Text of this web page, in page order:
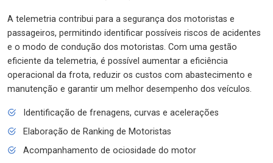
A telemetria contribui para a segurança dos motoristas e
passageiros, permitindo identificar possíveis riscos de acidentes
e o modo de condução dos motoristas. Com uma gestão
eficiente da telemetria, é possível aumentar a eficiência
operacional da frota, reduzir os custos com abastecimento e
manutenção e garantir um melhor desempenho dos veículos.
Identificação de frenagens, curvas e acelerações
Elaboração de Ranking de Motoristas
Acompanhamento de ociosidade do motor